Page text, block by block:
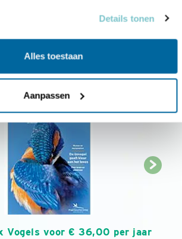
Details tonen
Alles toestaan
Aanpassen
Vogels voor € 36,00 per jaar